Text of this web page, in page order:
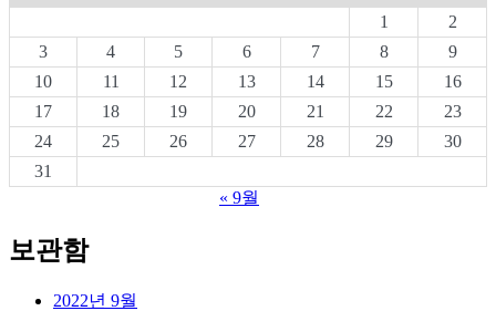
1
2
3
4 5 6 7 8
9
10
11 12 13 14 15
16
17
18 19 20 21 22
23
24
25 26 27 28 29
30
31
« 9월
보관함
2022년 9월